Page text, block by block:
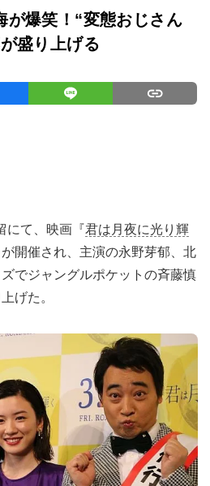
が爆笑！“変態おじさん
盛り上げる
にて、映画『君は月夜に光り輝
開催され、主演の永野芽郁、北
でジャングルポケットの斉藤慎
げた。